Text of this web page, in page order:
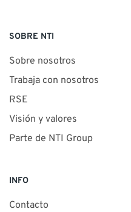
SOBRE NTI
Sobre nosotros
Trabaja con nosotros
RSE
Visión y valores
Parte de NTI Group
INFO
Contacto